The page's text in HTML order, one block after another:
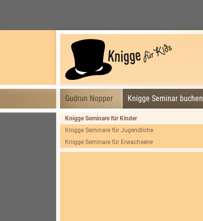
Gudrun Nopper Knigge Seminar buchen
Knigge Seminare für Kinder
Knigge Seminare für Jugendliche
Knigge Seminare für Erwachsene